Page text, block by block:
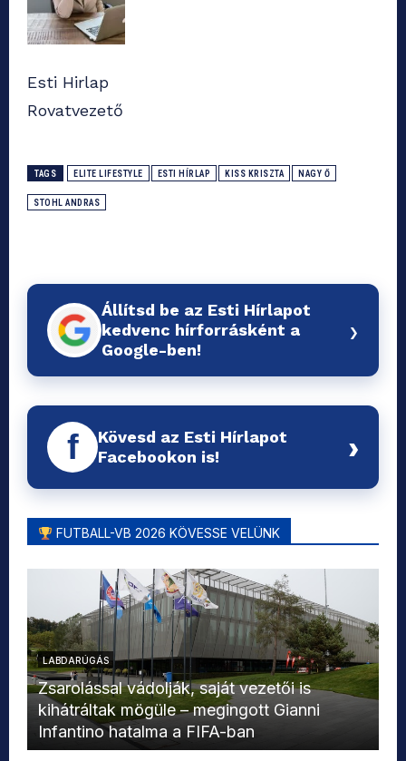
Esti Hirlap
Rovatvezető
TAGS ELITE LIFESTYLE ESTI HÍRLAP KISS KRISZTA NAGY Ő
STOHL ANDRAS
Állítsd be az Esti Hírlapot
kedvenc hírforrásként a
Google-ben!
›
f
Kövesd az Esti Hírlapot
Facebookon is!
›
FUTBALL-VB 2026 KÖVESSE VELÜNK
LABDARÚGÁS
Zsarolással vádolják, saját vezetői is
kihátráltak mögüle – megingott Gianni
Infantino hatalma a FIFA-ban